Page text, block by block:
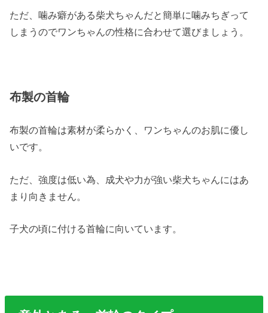
ただ、噛み癖がある柴犬ちゃんだと簡単に噛みちぎって
しまうのでワンちゃんの性格に合わせて選びましょう。
布製の首輪
布製の首輪は素材が柔らかく、ワンちゃんのお肌に優し
いです。
ただ、強度は低い為、成犬や力が強い柴犬ちゃんにはあ
まり向きません。
子犬の頃に付ける首輪に向いています。